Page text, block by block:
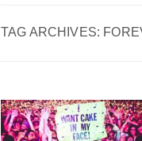
TAG ARCHIVES: